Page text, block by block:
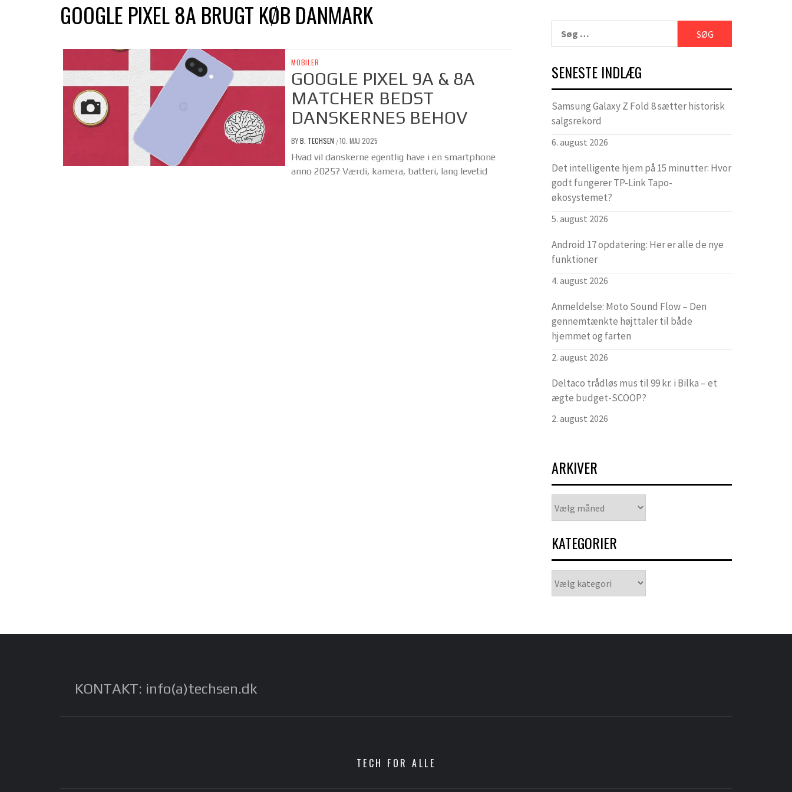
GOOGLE PIXEL 8A BRUGT KØB DANMARK
MOBILER
GOOGLE PIXEL 9A & 8A
MATCHER BEDST
DANSKERNES BEHOV
BYB. TECHSEN /10. MAJ 2025
Hvad vil danskerne egentlig have i en smartphone
anno 2025? Værdi, kamera, batteri, lang levetid
efter:
SENESTE INDLÆG
Samsung Galaxy Z Fold 8 sætter historisk
salgsrekord
6. august 2026
Det intelligente hjem på 15 minutter: Hvor
godt fungerer TP-Link Tapo-
økosystemet?
5. august 2026
Android 17 opdatering: Her er alle de nye
funktioner
4. august 2026
Anmeldelse: Moto Sound Flow – Den
gennemtænkte højttaler til både
hjemmet og farten
2. august 2026
Deltaco trådløs mus til 99 kr. i Bilka – et
ægte budget-SCOOP?
2. august 2026
ARKIVER
KATEGORIER
KONTAKT: info(a)techsen.dk
TECH FOR ALLE